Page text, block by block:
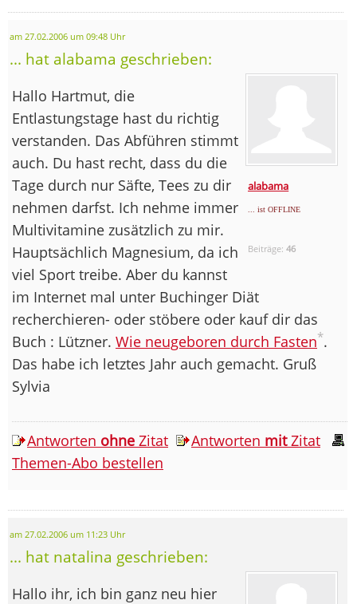
am 27.02.2006 um 09:48 Uhr
... hat alabama geschrieben:
alabama
... ist OFFLINE
Beiträge:46
Hallo Hartmut, die
Entlastungstage hast du richtig
verstanden. Das Abführen stimmt
auch. Du hast recht, dass du die
Tage durch nur Säfte, Tees zu dir
nehmen darfst. Ich nehme immer
Multivitamine zusätzlich zu mir.
Hauptsächlich Magnesium, da ich
viel Sport treibe. Aber du kannst
im Internet mal unter Buchinger Diät
recherchieren- oder stöbere oder kauf dir das
Buch : Lützner. Wie neugeboren durch Fasten*.
Das habe ich letztes Jahr auch gemacht. Gruß
Sylvia
Antworten ohne Zitat Antworten mitZitat
Themen-Abo bestellen
am 27.02.2006 um 11:23 Uhr
... hat natalina geschrieben:
Hallo ihr, ich bin ganz neu hier